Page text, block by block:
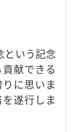
という記念
献できる
に思いま
遂行しま